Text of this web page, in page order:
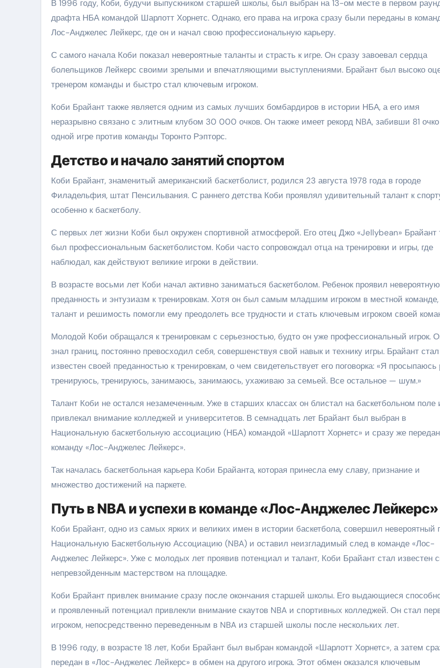
В 1996 году, Коби, будучи выпускником старшей школы, был выбран на 13-ом месте в первом
драфта НБА командой Шарлотт Хорнетс. Однако, его права на игрока сразу были переданы в
Лос-Анджелес Лейкерс, где он и начал свою профессиональную карьеру.
С самого начала Коби показал невероятные таланты и страсть к игре. Он сразу завоевал сердца
болельщиков Лейкерс своими зрелыми и впечатляющими выступлениями. Брайант был высоко
тренером команды и быстро стал ключевым игроком.
Коби Брайант также является одним из самых лучших бомбардиров в истории НБА, а его имя
неразрывно связано с элитным клубом 30 000 очков. Он также имеет рекорд NBA, забивши 81
одной игре против команды Торонто Рэпторс.
Детство и начало занятий спортом
Коби Брайант, знаменитый американский баскетболист, родился 23 августа 1978 года в городе
Филадельфия, штат Пенсильвания. С раннего детства Коби проявлял удивительный талант к
особенно к баскетболу.
С первых лет жизни Коби был окружен спортивной атмосферой. Его отец Джо «Jellybean» Брайант
был профессиональным баскетболистом. Коби часто сопровождал отца на тренировки и игры, где
наблюдал, как действуют великие игроки в действии.
В возрасте восьми лет Коби начал активно заниматься баскетболом. Ребенок проявил невероятную
преданность и энтузиазм к тренировкам. Хотя он был самым младшим игроком в местной команде,
талант и решимость помогли ему преодолеть все трудности и стать ключевым игроком своей
Молодой Коби обращался к тренировкам с серьезностью, будто он уже профессиональный игрок.
знал границ, постоянно превосходил себя, совершенствуя свой навык и технику игры. Брайант стал
известен своей преданностью к тренировкам, о чем свидетельствует его поговорка: «Я просыпаюсь
тренируюсь, тренируюсь, занимаюсь, занимаюсь, ухаживаю за семьей. Все остальное — шум.»
Талант Коби не остался незамеченным. Уже в старших классах он блистал на баскетбольном поле
привлекал внимание колледжей и университетов. В семнадцать лет Брайант был выбран в
Национальную баскетбольную ассоциацию (НБА) командой «Шарлотт Хорнетс» и сразу же
команду «Лос-Анджелес Лейкерс».
Так началась баскетбольная карьера Коби Брайанта, которая принесла ему славу, признание и
множество достижений на паркете.
Путь в NBA и успехи в команде «Лос-Анджелес Лейкерс»
Коби Брайант, одно из самых ярких и великих имен в истории баскетбола, совершил невероятный
Национальную Баскетбольную Ассоциацию (NBA) и оставил неизгладимый след в команде «Лос-
Анджелес Лейкерс». Уже с молодых лет проявив потенциал и талант, Коби Брайант стал известен
непревзойденным мастерством на площадке.
Коби Брайант привлек внимание сразу после окончания старшей школы. Его выдающиеся
и проявленный потенциал привлекли внимание скаутов NBA и спортивных колледжей. Он стал
игроком, непосредственно переведенным в NBA из старшей школы после нескольких лет.
В 1996 году, в возрасте 18 лет, Коби Брайант был выбран командой «Шарлотт Хорнетс», а затем
передан в «Лос-Анджелес Лейкерс» в обмен на другого игрока. Этот обмен оказался ключевым